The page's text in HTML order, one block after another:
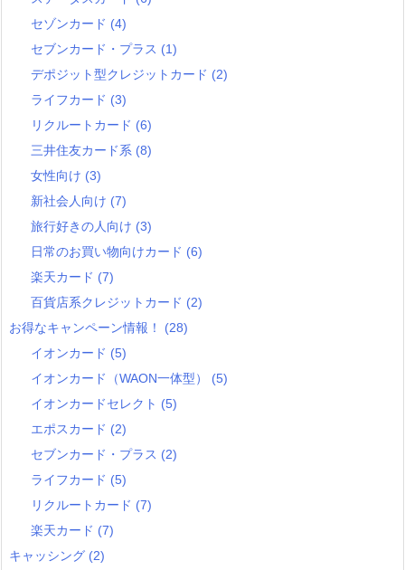
セゾンカード (4)
セブンカード・プラス (1)
デポジット型クレジットカード (2)
ライフカード (3)
リクルートカード (6)
三井住友カード系 (8)
女性向け (3)
新社会人向け (7)
旅行好きの人向け (3)
日常のお買い物向けカード (6)
楽天カード (7)
百貨店系クレジットカード (2)
お得なキャンペーン情報！ (28)
イオンカード (5)
イオンカード（WAON一体型） (5)
イオンカードセレクト (5)
エポスカード (2)
セブンカード・プラス (2)
ライフカード (5)
リクルートカード (7)
楽天カード (7)
キャッシング (2)